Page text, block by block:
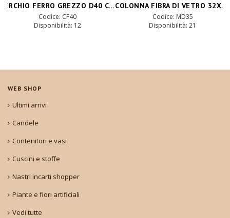
CERCHIO FERRO GREZZO D40 CM
Codice: CF40
Disponibilità: 12
COLONNA FIBRA DI VETRO 32X32 H52
Codice: MD35
Disponibilità: 21
WEB SHOP
Ultimi arrivi
Candele
Contenitori e vasi
Cuscini e stoffe
Nastri incarti shopper
Piante e fiori artificiali
Vedi tutte